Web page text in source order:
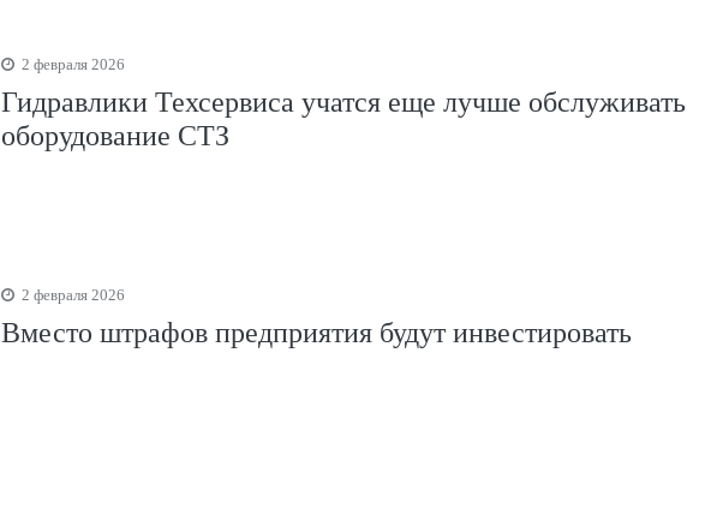
2 февраля 2026
Гидравлики Техсервиса учатся еще лучше обслуживать
оборудование СТЗ
2 февраля 2026
Вместо штрафов предприятия будут инвестировать